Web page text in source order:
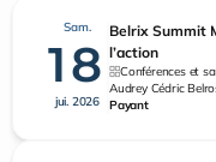
Sam.
18
jui. 2026
Belrix Summit
l’action
Conférences et
Audrey Cédric
Payant